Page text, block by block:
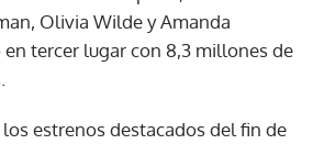
Olivia Wilde y Amanda
en tercer lugar con 8,3 millones de
estrenos destacados del fin de